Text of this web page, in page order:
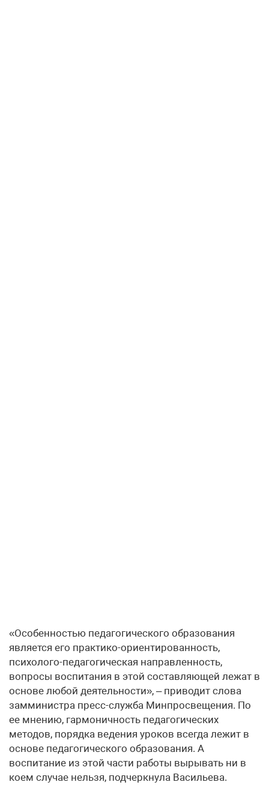
«Особенностью педагогического образования
является его практико-ориентированность,
психолого-педагогическая направленность,
вопросы воспитания в этой составляющей лежат в
основе любой деятельности», – приводит слова
замминистра пресс-служба Минпросвещения. По
ее мнению, гармоничность педагогических
методов, порядка ведения уроков всегда лежит в
основе педагогического образования. А
воспитание из этой части работы вырывать ни в
коем случае нельзя, подчеркнула Васильева.